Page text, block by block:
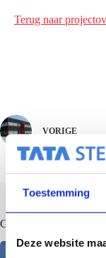
Toestemming
Deze website
Terug naar
VORIGE
Gerelateerde berichten